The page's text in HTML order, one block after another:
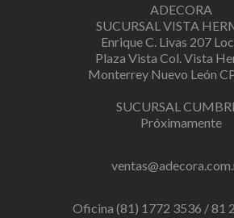
ADECORA
SUCURSAL VISTA
Enrique C. Livas 207
Plaza Vista Col. Vista
Monterrey Nuevo León
SUCURSAL
Próximamente
Oficina (81) 1772 3536 / 81